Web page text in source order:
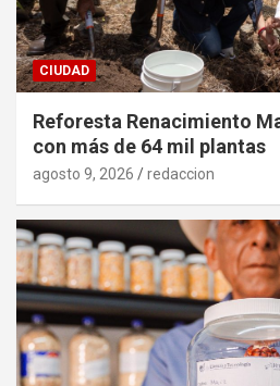
CIUDAD
Reforesta Renacimiento
con más de 64 mil plantas
agosto 9, 2026 redaccion